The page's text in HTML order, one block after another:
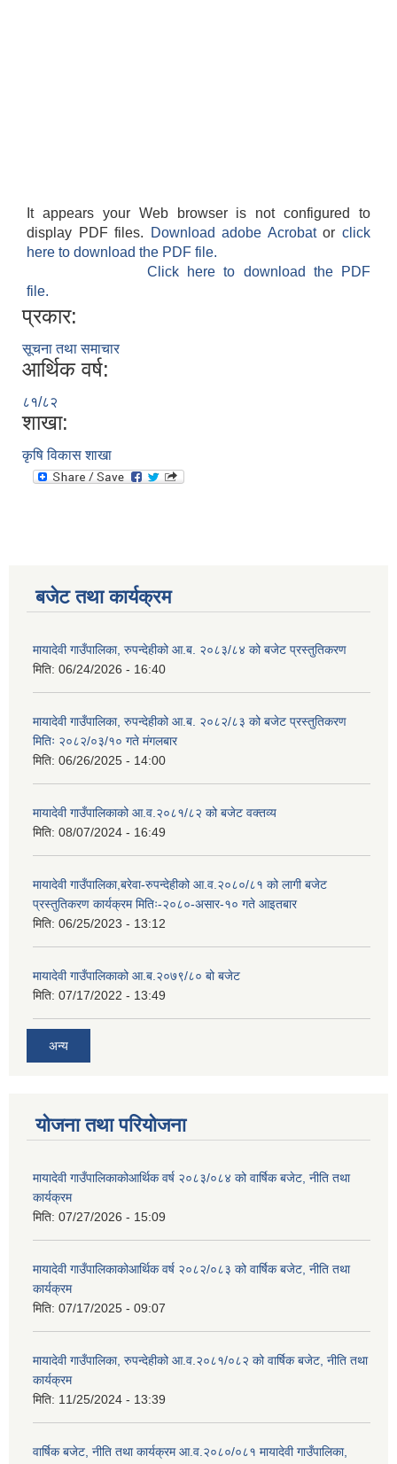
It appears your Web browser is not configured to
display PDF files.
Download adobe Acrobatorclick
here to download the PDF file.
Click here to download the PDF
file.
प्रकार:
सूचना तथा समाचार
आर्थिक वर्ष:
८१/८२
शाखा:
कृषि विकास शाखा
बजेट तथा कार्यक्रम
मायादेवी गाउँपालिका, रुपन्देहीको आ.ब. २०८३/८४ को बजेट प्रस्तुतिकरण
मिति: 06/24/2026 - 16:40
मायादेवी गाउँपालिका, रुपन्देहीको आ.ब. २०८२/८३ को बजेट प्रस्तुतिकरण
मितिः २०८२/०३/१० गते मंगलबार
मिति: 06/26/2025 - 14:00
मायादेवी गाउँपालिकाको आ.व.२०८१/८२ को बजेट वक्तव्य
मिति: 08/07/2024 - 16:49
मायादेवी गाउँपालिका,बरेवा-रुपन्देहीको आ.व.२०८०/८१ को लागी बजेट
प्रस्तुतिकरण कार्यक्रम मितिः-२०८०-असार-१० गते आइतबार
मिति: 06/25/2023 - 13:12
मायादेवी गाउँपालिकाको आ.ब.२०७९/८० बो बजेट
मिति: 07/17/2022 - 13:49
अन्य
योजना तथा परियोजना
मायादेवी गाउँपालिकाकोआर्थिक वर्ष २०८३/०८४ को वार्षिक बजेट, नीति तथा
कार्यक्रम
मिति: 07/27/2026 - 15:09
मायादेवी गाउँपालिकाकोआर्थिक वर्ष २०८२/०८३ को वार्षिक बजेट, नीति तथा
कार्यक्रम
मिति: 07/17/2025 - 09:07
मायादेवी गाउँपालिका, रुपन्देहीको आ.व.२०८१/०८२ को वार्षिक बजेट, नीति तथा
कार्यक्रम
मिति: 11/25/2024 - 13:39
वार्षिक बजेट, नीति तथा कार्यक्रम आ.व.२०८०/०८१ मायादेवी गाउँपालिका,